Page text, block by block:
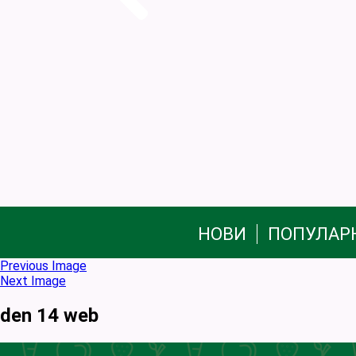
НОВИ
Previous Image
Next Image
den 14 web